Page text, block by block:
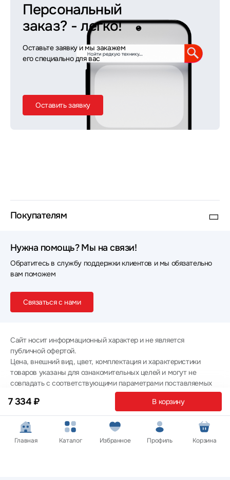
7 334 ₽ В корзину
Персональный
заказ? - легко!
Оставьте заявку и мы закажем
его специально для вас
Оставить заявку
Покупателям
Нужна помощь? Мы на связи!
Обратитесь в службу поддержки клиентов и мы обязательно
вам поможем
Связаться с нами
Сайт носит информационный характер и не является
публичной офертой.
Цена, внешний вид, цвет, комплектация и характеристики
товаров указаны для ознакомительных целей и могут не
совпадать с соответствующими параметрами поставляемых
товаров - уточняйте информацию у менеджера при
оформлении заказа.
Политика конфиденциальности
© 2012 — 2026 ООО «Эпл Тэк»
Главная Каталог Избранное Профиль Корзина